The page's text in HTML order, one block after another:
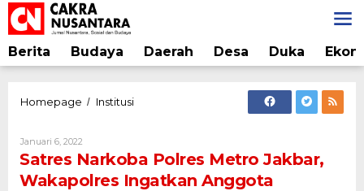
Lewati
ke
konten
Berita Budaya Daerah Desa Duka
Homepage / InstitusiSatres
Jakbar,
Wakapolres
Januari 6, 2022
Cakra
Satres Narkoba Polres Metro Jakbar,
Wakapolres Ingatkan Anggota